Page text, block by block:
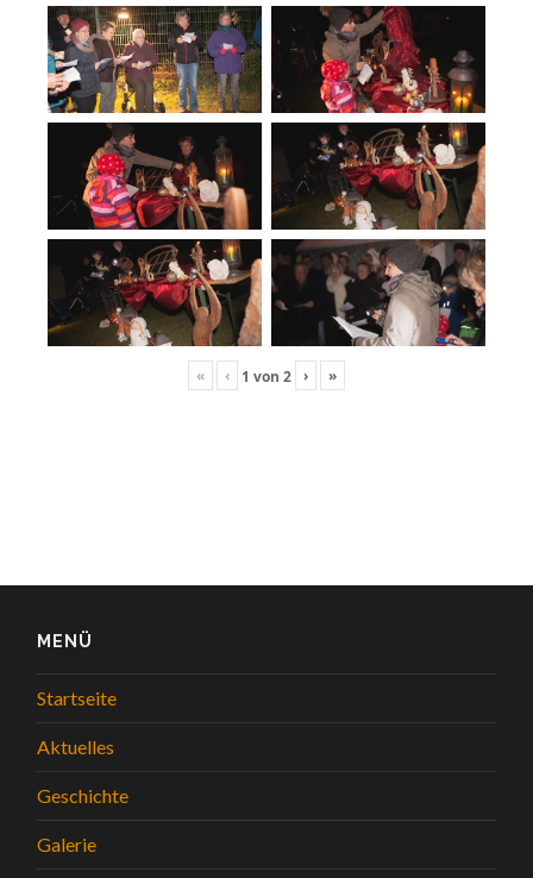
« ‹ 1 von 2 › »
MENÜ
Startseite
Aktuelles
Geschichte
Galerie